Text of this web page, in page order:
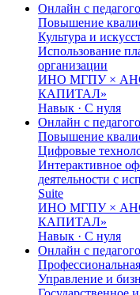
Онлайн с
Повышение
Культура и
Использование
организации
ИНО МГПУ ×
КАПИТАЛ»
Навык · C нуля
Онлайн с
Повышение
Цифровые
Интерактивное
деятельности с
Suite
ИНО МГПУ ×
КАПИТАЛ»
Навык · C нуля
Онлайн с
Управление и